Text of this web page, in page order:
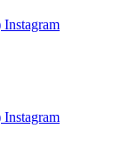
Instagram
Instagram